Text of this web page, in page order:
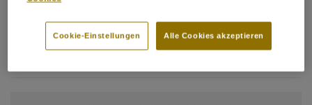
Nutzschichtdicke:0,70 mm Alle Cookies akzeptieren
Cookie-Einstellungen